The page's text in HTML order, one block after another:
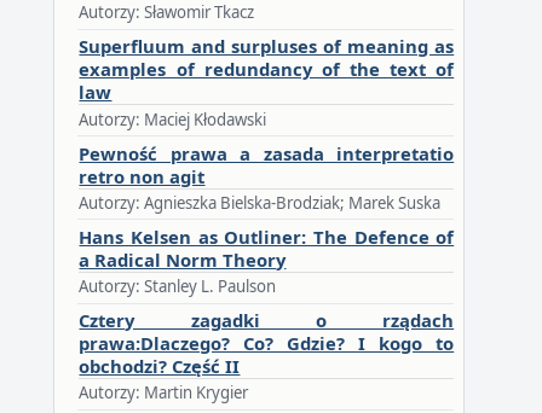
Autorzy: Sławomir Tkacz
Superfluum and surpluses of meaning as
examples of redundancy of the text of
law
Autorzy: Maciej Kłodawski
Pewność prawa a zasada interpretatio
retro non agit
Autorzy: Agnieszka Bielska-Brodziak; Marek Suska
Hans Kelsen as Outliner: The Defence of
a Radical Norm Theory
Autorzy: Stanley L. Paulson
Cztery zagadki o rządach
prawa:Dlaczego? Co? Gdzie? I kogo to
obchodzi? Część II
Autorzy: Martin Krygier